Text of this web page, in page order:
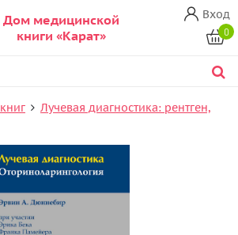
Дом медицинской
книги «Карат»
Вход
0
Лучевая диагностика: рентген,